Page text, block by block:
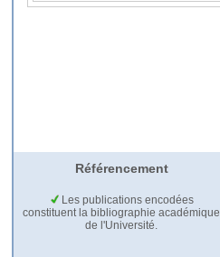
Référencement
Les publications encodées
constituent la bibliographie académique
de l'Université.